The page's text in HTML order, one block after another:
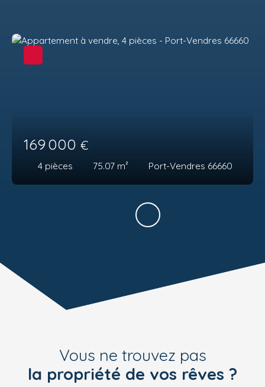
169 000 €
4 pièces 75.07 m² Port-Vendres 66660
Vous ne trouvez pas
la propriété de vos rêves ?